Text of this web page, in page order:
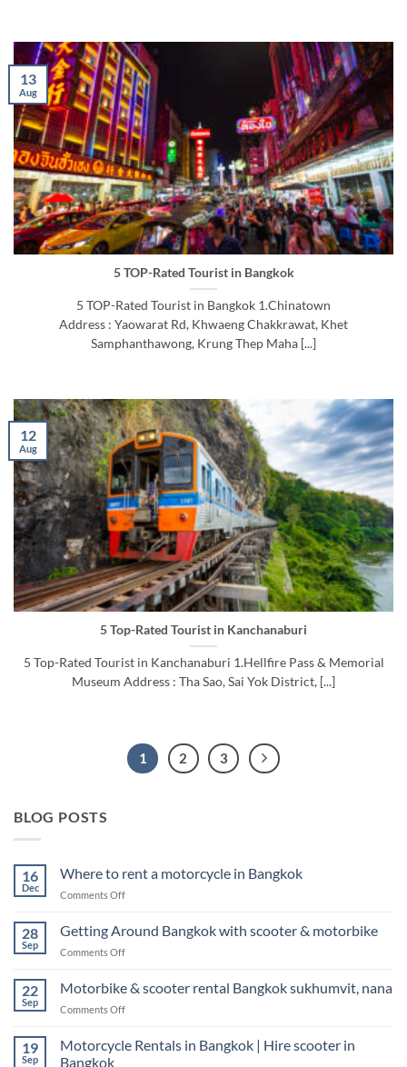
5 TOP-Rated Tourist in Bangkok
5 TOP-Rated Tourist in Bangkok 1.Chinatown
Address : Yaowarat Rd, Khwaeng Chakkrawat, Khet
Samphanthawong, Krung Thep Maha [...]
13
Aug
5 Top-Rated Tourist in Kanchanaburi
5 Top-Rated Tourist in Kanchanaburi 1.Hellfire Pass & Memorial
Museum Address : Tha Sao, Sai Yok District, [...]
12
Aug
1 2 3
BLOG POSTS
16
Dec
Where to rent a motorcycle in Bangkok
Comments Offon
rent
a
in
28
Sep
Getting Around Bangkok with scooter & motorbike
Comments Offon
Around
Bangkok
with
&
22
Sep
Motorbike & scooter rental Bangkok sukhumvit, nana
Comments Offon
scooter
19
Sep
Motorcycle Rentals in Bangkok | Hire scooter in
Bangkok